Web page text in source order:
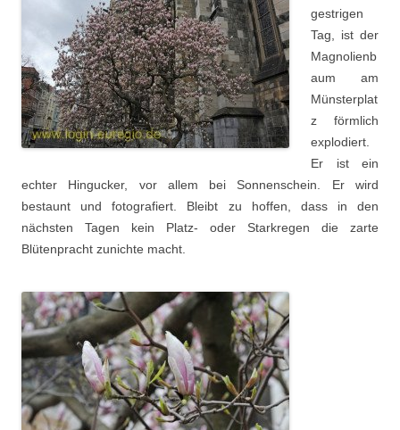
gestrigen
Tag, ist der
Magnolienb
aum am
Münsterplat
z förmlich
explodiert.
Er ist ein
echter Hingucker, vor allem bei Sonnenschein. Er wird
bestaunt und fotografiert. Bleibt zu hoffen, dass in den
nächsten Tagen kein Platz- oder Starkregen die zarte
Blütenpracht zunichte macht.